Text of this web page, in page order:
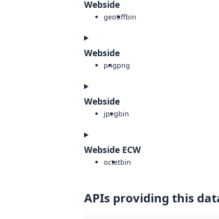
Webside
geotiffbin
Webside
pngpng
Webside
jpegbin
Webside ECW
octetbin
APIs providing this